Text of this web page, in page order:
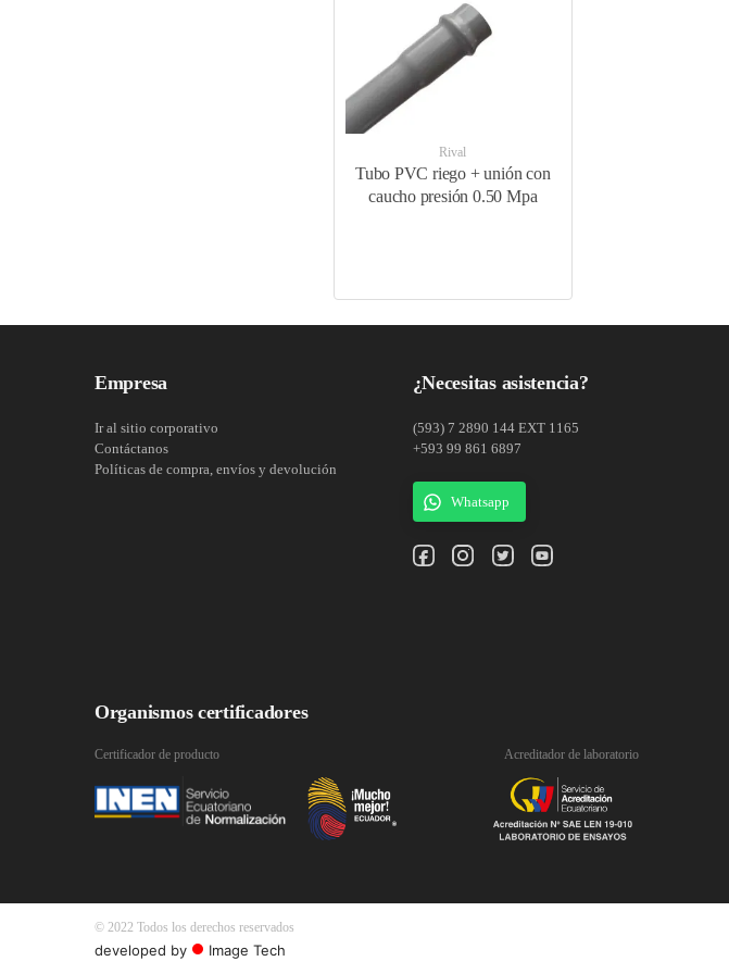
Rival
Tubo PVC riego + unión con
caucho presión 0.50 Mpa
Empresa
Ir al sitio corporativo
Contáctanos
Políticas de compra, envíos y devolución
¿Necesitas asistencia?
(593) 7 2890 144 EXT 1165
+593 99 861 6897
Whatsapp
Organismos certificadores
Certificador de producto Acreditador de laboratorio
© 2022 Todos los derechos reservados
developed by Image Tech